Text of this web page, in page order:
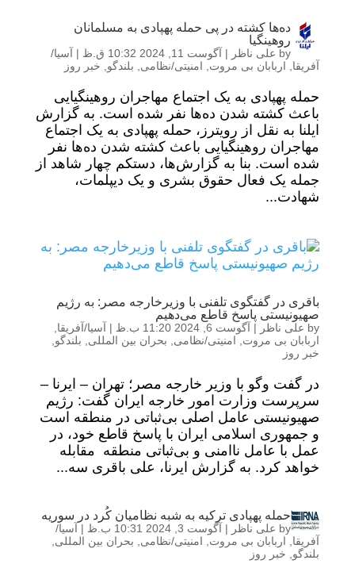
ده‌ها کشته در پی حمله پهپادی به مسلمانان
روهینگیا
by علی ناظر | آگوست 11, 2024 10:32 ق.ظ | آسیا/
آفریقا
اربابان بی مروت امنیتی/نظامی بلندگو خبر روز
حمله پهپادی به یک اجتماع مهاجران روهینگیایی
باعث کشته شدن ده‌ها نفر شده است. به گزارش
ایلنا به نقل از رویترز، حمله پهپادی به یک اجتماع
مهاجران روهینگیایی باعث کشته شدن ده‌ها نفر
شده است. ‌بنا به گزارش‌ها، دستکم چهار شاهد از
جمله یک فعال حقوق بشری و یک دیپلمات،
شهادت...
باقری در گفتگوی تلفنی با وزیرخارجه مصر: به رژیم
صهیونیستی پاسخ قاطع می‌دهیم
by علی ناظر | آگوست 6, 2024 11:20 ب.ظ | آسیا/آفریقا
اربابان بی مروت
امنیتی/نظامی بحران بین المللی بلندگو
خبر روز
در گفت وگو با وزیر خارجه مصر؛ تهران – ایرنا –
سرپرست وزارت امور خارجه ایران گفت: رژیم
صهیونیستی عامل اصلی بی‌ثباتی در منطقه است
و جمهوری اسلامی ایران با پاسخ قاطع خود، در
عمل با عامل ناامنی و بی‌ثباتی منطقه مقابله
خواهد کرد. به گزارش ایرنا، علی باقری سه...
حمله پهپادی ترکیه به شبه نظامیان کُرد در سوریه
by علی ناظر | آگوست 3, 2024 10:31 ب.ظ | آسیا/
آفریقا
اربابان بی مروت امنیتی/نظامی بحران بین المللی
بلندگو
خبر روز